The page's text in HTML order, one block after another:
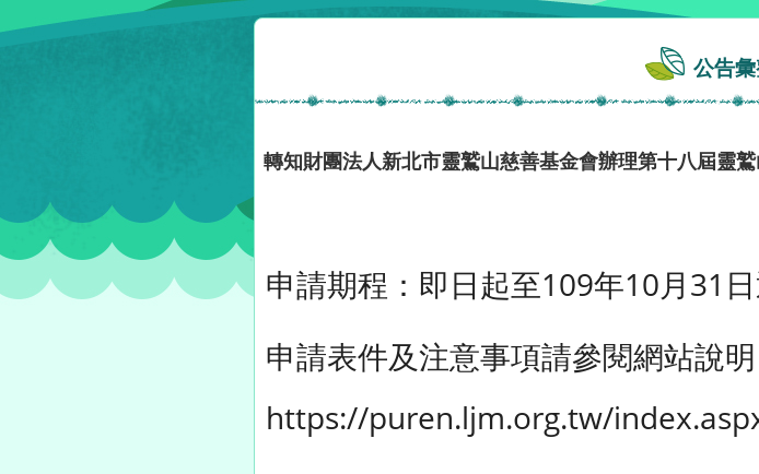
公告
轉知財團法人新北市靈鷲山慈善基金會辦理第十八屆靈
申請期程：即日起至109年10月31
申請表件及注意事項請參閱網站說明
https://puren.ljm.org.tw/